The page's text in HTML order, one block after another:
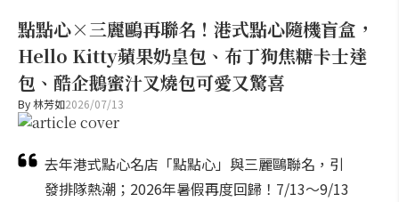
點點心×三麗鷗再聯名！港式點心隨機盲盒，
Hello Kitty蘋果奶皇包、布丁狗焦糖卡士達
包、酷企鵝蜜汁叉燒包可愛又驚喜
By林芳如2026/07/13
去年港式點心名店「點點心」與三麗鷗聯名，引
發排隊熱潮；2026年暑假再度回歸！7/13～9/13